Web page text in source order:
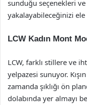
sunduğu seçenekleri ve
yakalayabileceğinizi ele
LCW Kadın Mont
LCW, farklı stillere ve
yelpazesi sunuyor.
zamanda şıklığı ön
dolabında yer almayı